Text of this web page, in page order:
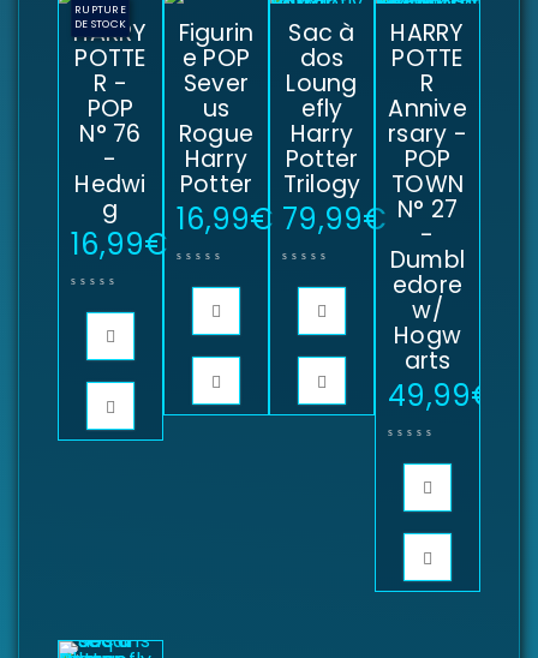
RUPTURE
DE STOCK
HARRY
POTTE
R -
POP
N° 76
-
Hedwi
g
16,99€
Figurin
e POP
Sever
us
Rogue
Harry
Potter
16,99€
Sac à
dos
Loung
efly
Harry
Potter
Trilogy
79,99€
HARRY
POTTE
R
Annive
rsary -
POP
TOWN
N° 27
-
Dumbl
edore
w/
Hogw
arts
49,99€